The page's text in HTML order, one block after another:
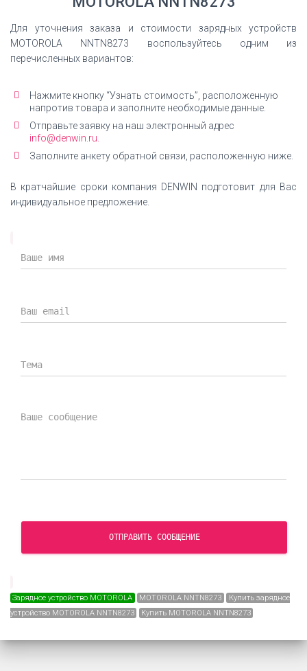
Для уточнения заказа и стоимости зарядных устройств
MOTOROLA NNTN8273 воспользуйтесь одним из
перечисленных вариантов:
Нажмите кнопку “Узнать стоимость”, расположенную
напротив товара и заполните необходимые данные.
Отправьте заявку на наш электронный адрес
info@denwin.ru.
Заполните анкету обратной связи, расположенную ниже.
В кратчайшие сроки компания DENWIN подготовит для Вас
индивидуальное предложение.
ОТПРАВИТЬ СООБЩЕНИЕ
Зарядное устройство MOTOROLA MOTOROLA NNTN8273
Купить зарядное
устройство MOTOROLA NNTN8273
Купить MOTOROLA NNTN8273